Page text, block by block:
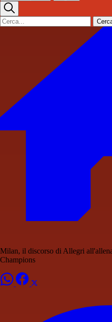
Milan, il discorso di Allegri
Champions